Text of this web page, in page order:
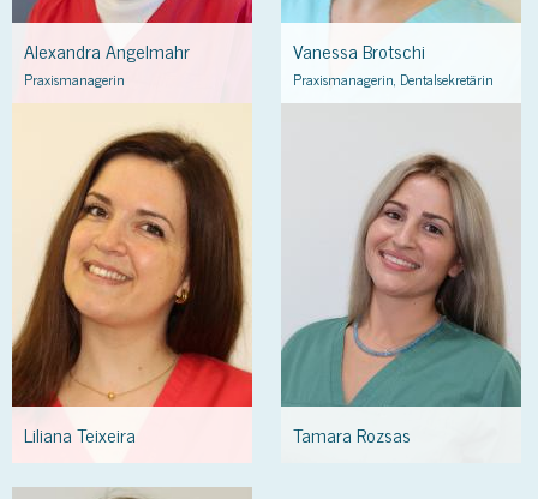
Alexandra Angelmahr
Praxismanagerin
Liliana Teixeira
Vanessa Brotschi
Praxismanagerin, Dentalsekretärin
Tamara Rozsas